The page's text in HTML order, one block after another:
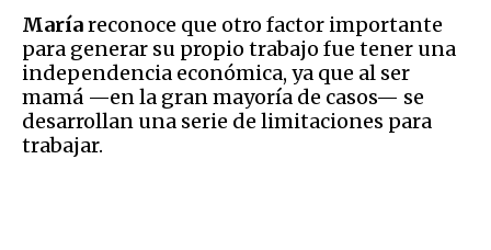
Maríareconoce que otro factor importante
para generar su propio trabajo fue tener una
independencia económica, ya que al ser
mamá —en la gran mayoría de casos— se
desarrollan una serie de limitaciones para
trabajar.